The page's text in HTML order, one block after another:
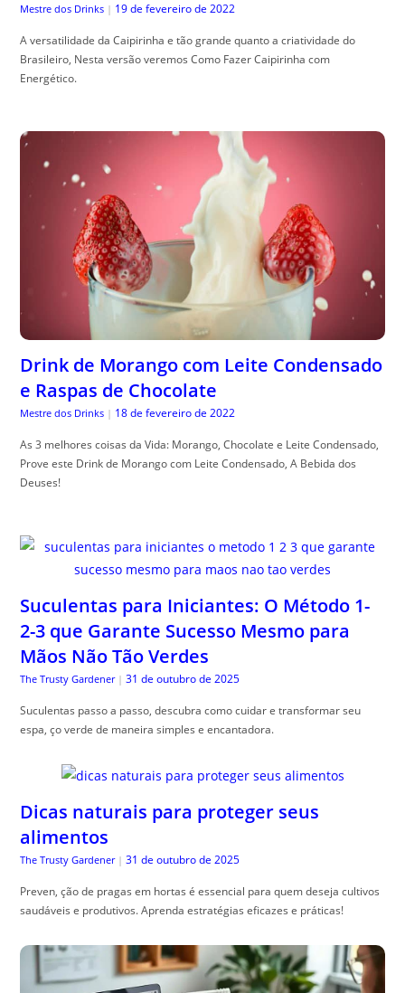
Mestre dos Drinks | 19 de fevereiro de 2022
A versatilidade da Caipirinha e tão grande quanto a criatividade do
Brasileiro, Nesta versão veremos Como Fazer Caipirinha com
Energético.
Drink de Morango com Leite Condensado
e Raspas de Chocolate
Mestre dos Drinks | 18 de fevereiro de 2022
As 3 melhores coisas da Vida: Morango, Chocolate e Leite Condensado,
Prove este Drink de Morango com Leite Condensado, A Bebida dos
Deuses!
Suculentas para Iniciantes: O Método 1-
2-3 que Garante Sucesso Mesmo para
Mãos Não Tão Verdes
The Trusty Gardener | 31 de outubro de 2025
Suculentas passo a passo, descubra como cuidar e transformar seu
espa, ço verde de maneira simples e encantadora.
Dicas naturais para proteger seus
alimentos
The Trusty Gardener | 31 de outubro de 2025
Preven, ção de pragas em hortas é essencial para quem deseja cultivos
saudáveis e produtivos. Aprenda estratégias eficazes e práticas!